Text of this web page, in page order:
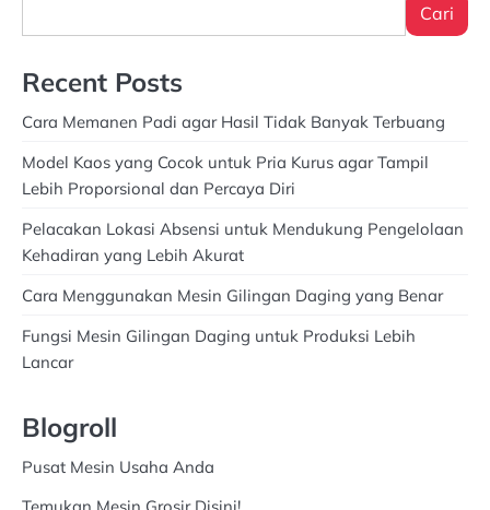
Cari
Recent Posts
Cara Memanen Padi agar Hasil Tidak Banyak Terbuang
Model Kaos yang Cocok untuk Pria Kurus agar Tampil
Lebih Proporsional dan Percaya Diri
Pelacakan Lokasi Absensi untuk Mendukung Pengelolaan
Kehadiran yang Lebih Akurat
Cara Menggunakan Mesin Gilingan Daging yang Benar
Fungsi Mesin Gilingan Daging untuk Produksi Lebih
Lancar
Blogroll
Pusat Mesin Usaha Anda